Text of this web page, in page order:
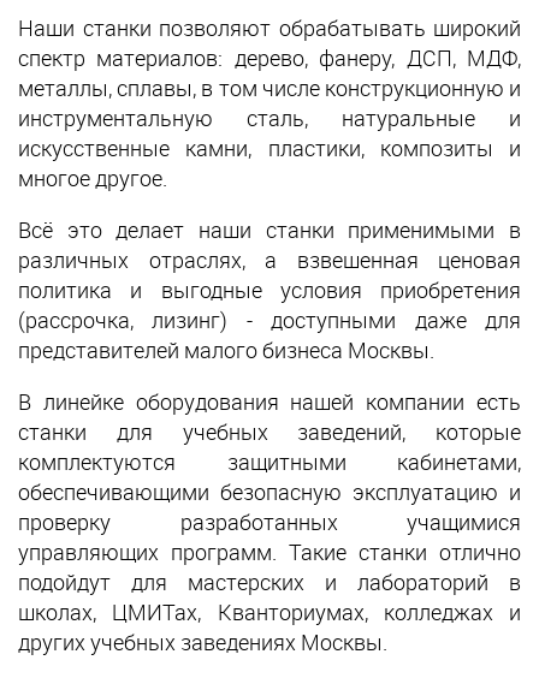
Наши станки позволяют обрабатывать широкий
спектр материалов: дерево, фанеру, ДСП, МДФ,
металлы, сплавы, в том числе конструкционную и
инструментальную сталь, натуральные и
искусственные камни, пластики, композиты и
многое другое.
Всё это делает наши станки применимыми в
различных отраслях, а взвешенная ценовая
политика и выгодные условия приобретения
(рассрочка, лизинг) - доступными даже для
представителей малого бизнеса Москвы.
В линейке оборудования нашей компании есть
станки для учебных заведений, которые
комплектуются защитными кабинетами,
обеспечивающими безопасную эксплуатацию и
проверку разработанных учащимися
управляющих программ. Такие станки отлично
подойдут для мастерских и лабораторий в
школах, ЦМИТах, Кванториумах, колледжах и
других учебных заведениях Москвы.